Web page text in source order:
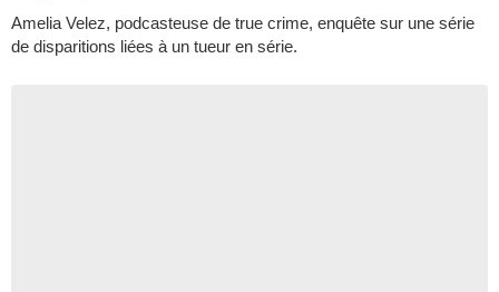
Amelia Velez, podcasteuse de true crime, enquête sur une série
de disparitions liées à un tueur en série.